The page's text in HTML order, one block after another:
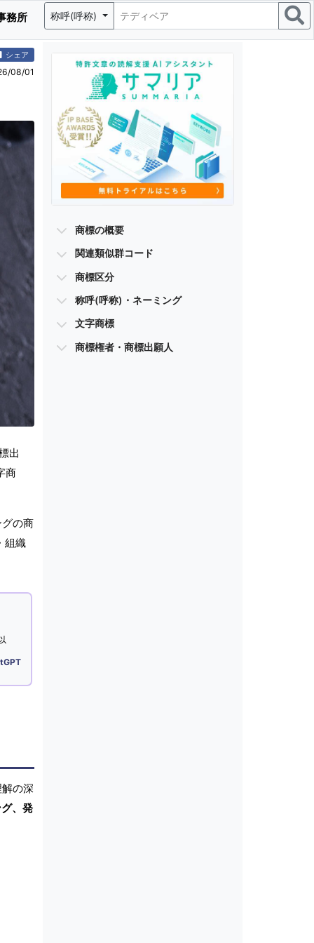
務所 称呼(呼称)
シェア
08/01
出
商
の商
組織
の深
、発
商標の概要
関連類似群コード
商標区分
称呼(呼称)・ネーミング
文字商標
商標権者・商標出願人